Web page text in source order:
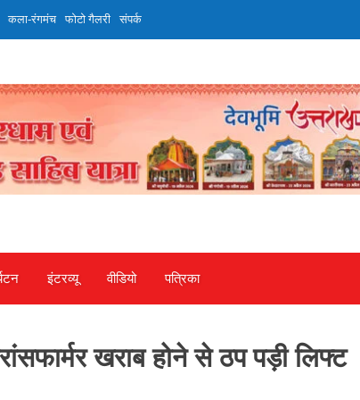
कला-रंगमंच फोटो गैलरी संपर्क
इंटरव्‍यू वीडियो पत्रिका
खराब होने से ठप पड़ी लिफ्ट